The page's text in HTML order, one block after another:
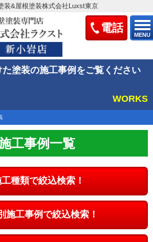
電話
MENU
装&屋根塗装株式会社Luxst東京
塗装の施工事例をご覧ください
WORKS
工事例一覧
種類で絞込検索！
施工事例で絞込検索！